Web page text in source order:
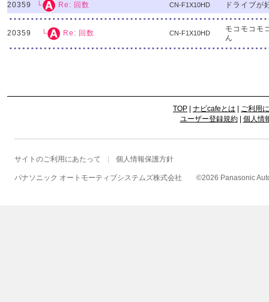
20359 └ Re: 回数 CN-F1X10HD ドライブが
20359 └ Re: 回数 CN-F1X10HD
モコモコモ
ん
TOP ナビcafeとは
ご利用
ユーザー登録規約| 個人情
サイトのご利用にあたって 個人情報保護方針
パナソニック オートモーティブシステムズ株式会社 ©2026 Panasonic